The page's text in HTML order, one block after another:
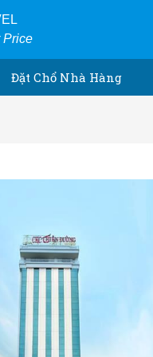
Price
Đặt Chổ Nhà Hàng